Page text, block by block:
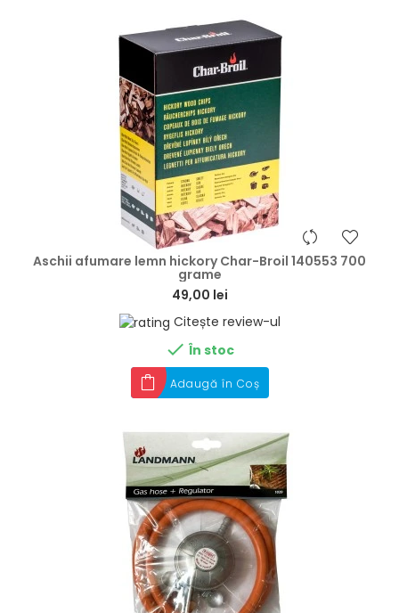
Aschii afumare lemn hickory Char-Broil 140553 700
grame
49,00 lei
Citește review-ul
 În stoc
Adaugă în Coș